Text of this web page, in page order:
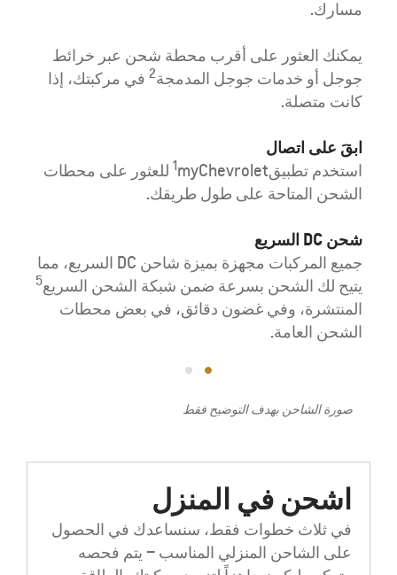
مسارك.
يمكنك العثور على أقرب محطة شحن عبر خرائط
جوجل أو خدمات جوجل المدمجة2 في مركبتك، إذا
كانت متصلة.
ابقَ على اتصال
استخدم تطبيق 1 myChevrolet للعثور على محطات
الشحن المتاحة على طول طريقك.
شحن DC السريع
جميع المركبات مجهزة بميزة شاحن DC السريع، مما
يتيح لك الشحن بسرعة ضمن شبكة الشحن السريع5
المنتشرة، وفي غضون دقائق، في بعض محطات
الشحن العامة.
صورة الشاحن بهدف التوضيح فقط
اشحن في المنزل
في ثلاث خطوات فقط، سنساعدك في الحصول
على الشاحن المنزلي المناسب – يتم فحصه